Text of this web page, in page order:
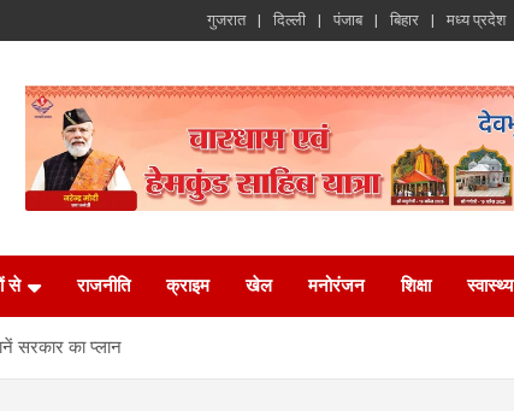
गुजरात दिल्ली पंजाब बिहार मध्य प्रदेश
से राजनीति क्राइम खेल मनोरंजन शिक्षा स्वास्थ्य
सरकार का प्लान